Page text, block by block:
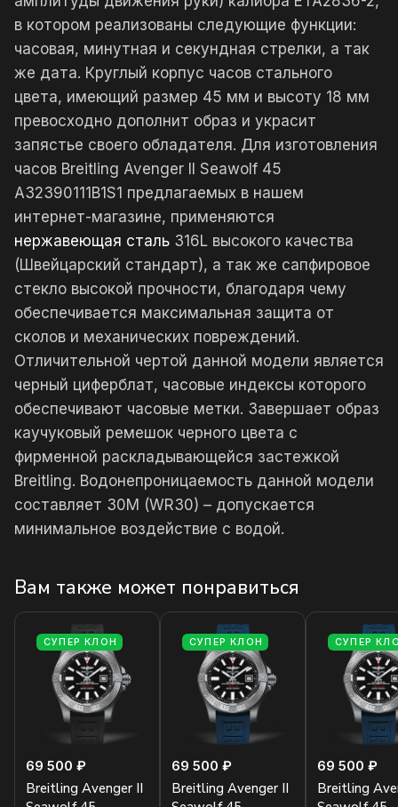
в котором реализованы следующие функции:
часовая, минутная и секундная стрелки, а так
же дата. Круглый корпус часов стального
цвета, имеющий размер 45 мм и высоту 18 мм
превосходно дополнит образ и украсит
запястье своего обладателя. Для изготовления
часов Breitling Avenger II Seawolf 45
A32390111B1S1 предлагаемых в нашем
интернет-магазине, применяются
нержавеющая сталь 316L высокого качества
(Швейцарский стандарт), а так же сапфировое
стекло высокой прочности, благодаря чему
обеспечивается максимальная защита от
сколов и механических повреждений.
Отличительной чертой данной модели является
черный циферблат, часовые индексы которого
обеспечивают часовые метки. Завершает образ
каучуковый ремешок черного цвета с
фирменной раскладывающейся застежкой
Breitling. Водонепроницаемость данной модели
составляет 30М (WR30) – допускается
минимальное воздействие с водой.
Вам также может понравиться
СУПЕР КЛОН
69 500 ₽
Breitling Avenger II
СУПЕР КЛОН
69 500 ₽
Breitling Avenger II
СУПЕР
69 500 ₽
Breitling